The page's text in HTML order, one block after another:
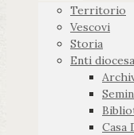
Territorio
Vescovi
Storia
Enti
Casa